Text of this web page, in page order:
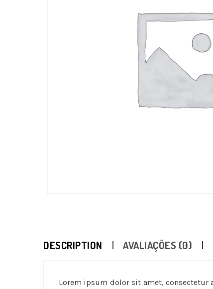
DESCRIPTION AVALIAÇÕES (0)
Lorem ipsum dolor sit amet,